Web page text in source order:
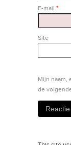
E-mail *
Site
Mijn naam,
de